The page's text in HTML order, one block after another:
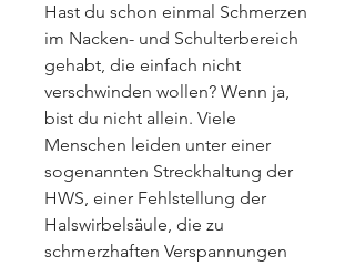
Hast du schon einmal Schmerzen
im Nacken- und Schulterbereich
gehabt, die einfach nicht
verschwinden wollen? Wenn ja,
bist du nicht allein. Viele
Menschen leiden unter einer
sogenannten Streckhaltung der
HWS, einer Fehlstellung der
Halswirbelsäule, die zu
schmerzhaften Verspannungen